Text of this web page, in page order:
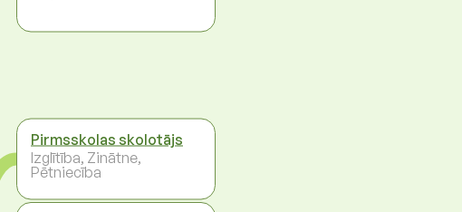
Pirmsskolas skolotājs
Izglītība, Zinātne,
Pētniecība